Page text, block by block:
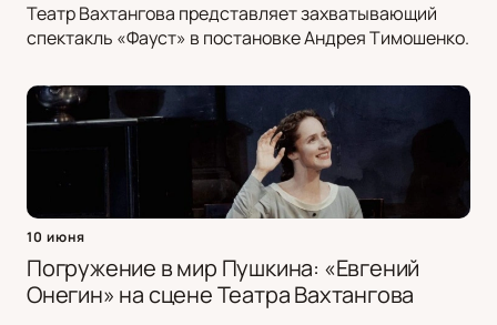
Театр Вахтангова представляет захватывающий
спектакль «Фауст» в постановке Андрея Тимошенко.
10 июня
Погружение в мир Пушкина: «Евгений
Онегин» на сцене Театра Вахтангова